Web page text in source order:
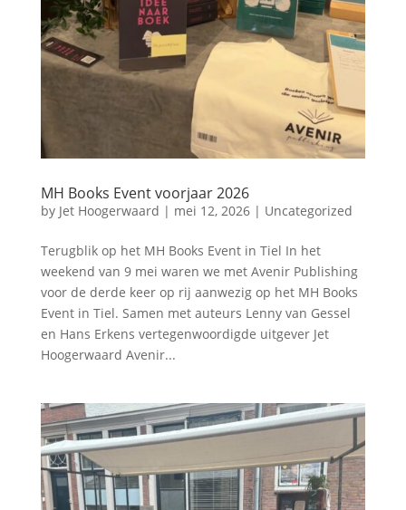
MH Books Event voorjaar 2026
by Jet Hoogerwaard | mei 12, 2026| Uncategorized
Terugblik op het MH Books Event in Tiel In het
weekend van 9 mei waren we met Avenir Publishing
voor de derde keer op rij aanwezig op het MH Books
Event in Tiel. Samen met auteurs Lenny van Gessel
en Hans Erkens vertegenwoordigde uitgever Jet
Hoogerwaard Avenir...